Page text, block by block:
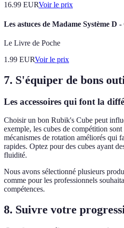
16.99 EURVoir le prix
Les astuces de Madame Système D
Le Livre de Poche
1.99 EURVoir le prix
7. S'équiper de bons
Les accessoires qui font la
Choisir un bon Rubik's Cube peut
exemple, les cubes de compétition
mécanismes de rotation améliorés qui
rapides. Optez pour des cubes ayant
fluidité.
Nous avons sélectionné plusieurs
comme pour les professionnels
compétences.
8. Suivre votre